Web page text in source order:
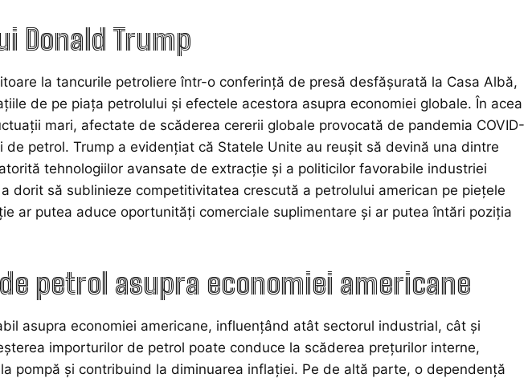
Donald Trump
la tancurile petroliere într-o conferință de presă desfășurată la Casa Albă,
de pe piața petrolului și efectele acestora asupra economiei globale. În acea
mari, afectate de scăderea cererii globale provocată de pandemia COVID-
petrol. Trump a evidențiat că Statele Unite au reușit să devină una dintre
tehnologiilor avansate de extracție și a politicilor favorabile industriei
dorit să sublinieze competitivitatea crescută a petrolului american pe piețele
ar putea aduce oportunități comerciale suplimentare și ar putea întări poziția
petrol asupra economiei americane
asupra economiei americane, influențând atât sectorul industrial, cât și
importurilor de petrol poate conduce la scăderea prețurilor interne,
pompă și contribuind la diminuarea inflației. Pe de altă parte, o dependență